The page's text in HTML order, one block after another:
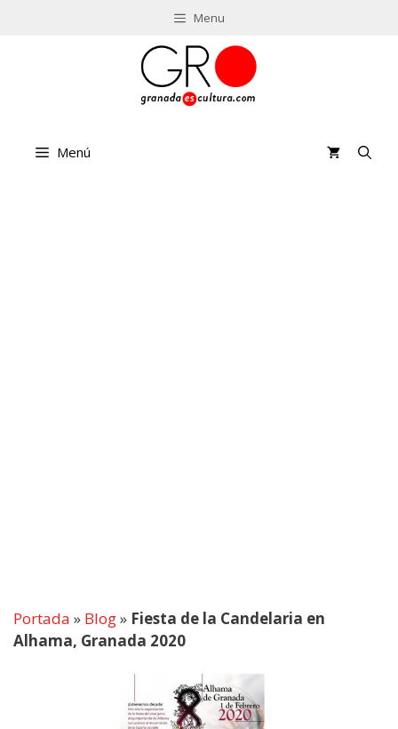
Menu
Menú
Portada » Blog» Fiesta de la Candelaria en
Alhama, Granada 2020